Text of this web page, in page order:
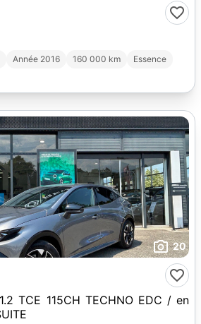
Année 2016 160 000 km
Essence
20
TCE 115CH TECHNO EDC / en